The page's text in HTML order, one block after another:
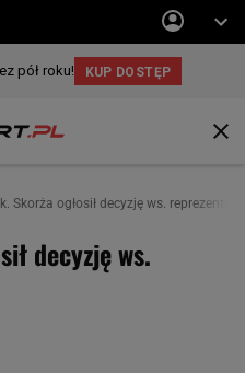
Skorża ogłosił decyzję ws.
decyzję ws.